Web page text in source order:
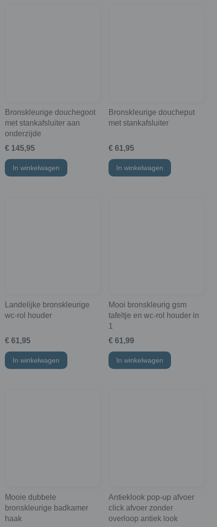
Bronskleurige douchegoot
met stankafsluiter aan
onderzijde
€ 145,95
In winkelwagen
Bronskleurige doucheput
met stankafsluiter
€ 61,95
In winkelwagen
Landelijke bronskleurige
wc-rol houder
€ 61,95
In winkelwagen
Mooi bronskleurig gsm
tafeltje en wc-rol houder in
1
€ 61,99
In winkelwagen
Mooie dubbele
bronskleurige badkamer
haak
Antieklook pop-up afvoer
click afvoer zonder
overloop antiek look